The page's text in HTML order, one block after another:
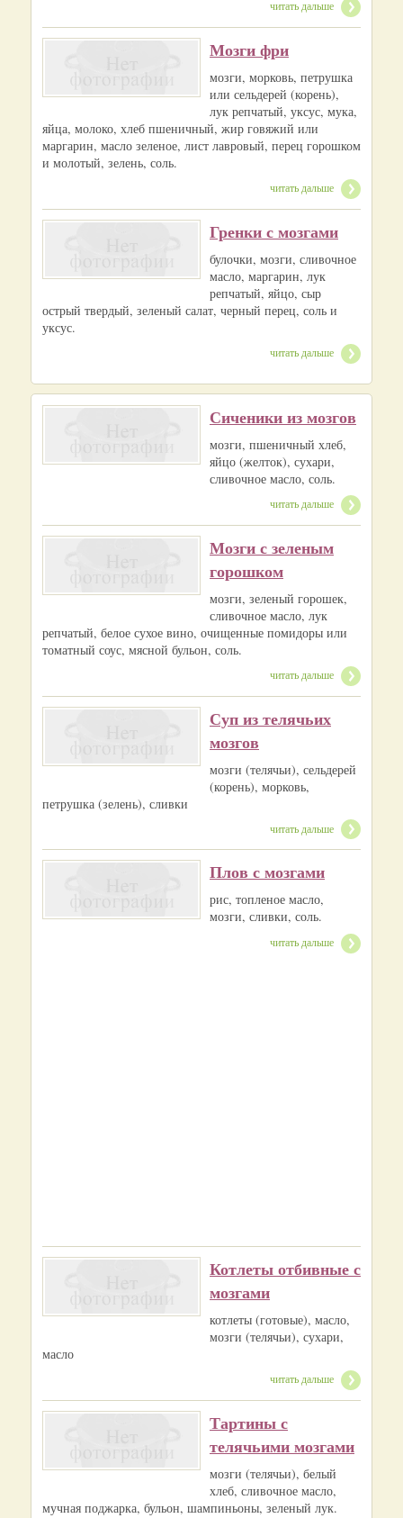
читать дальше
Мозги фри
мозги, морковь, петрушка
или сельдерей (корень),
лук репчатый, уксус, мука,
яйца, молоко, хлеб пшеничный, жир говяжий или
маргарин, масло зеленое, лист лавровый, перец горошком
и молотый, зелень, соль.
читать дальше
Гренки с мозгами
булочки, мозги, сливочное
масло, маргарин, лук
репчатый, яйцо, сыр
острый твердый, зеленый салат, черный перец, соль и
уксус.
читать дальше
Сиченики из мозгов
мозги, пшеничный хлеб,
яйцо (желток), сухари,
сливочное масло, соль.
читать дальше
Мозги с зеленым
горошком
мозги, зеленый горошек,
сливочное масло, лук
репчатый, белое сухое вино, очищенные помидоры или
томатный соус, мясной бульон, соль.
читать дальше
Суп из телячьих
мозгов
мозги (телячьи), сельдерей
(корень), морковь,
петрушка (зелень), сливки
читать дальше
Плов с мозгами
рис, топленое масло,
мозги, сливки, соль.
читать дальше
Котлеты отбивные с
мозгами
котлеты (готовые), масло,
мозги (телячьи), сухари,
масло
читать дальше
Тартины с
телячьими мозгами
мозги (телячьи), белый
хлеб, сливочное масло,
мучная поджарка, бульон, шампиньоны, зеленый лук.